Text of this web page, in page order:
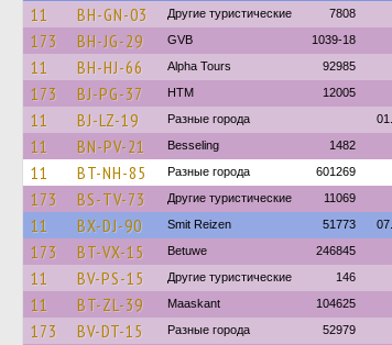
11 BH-GN-03 Другие туристические 7808
173 BH-JG-29 GVB 1039-18
11 BH-HJ-66 Alpha Tours 92985
173 BJ-PG-37 HTM 12005
11 BJ-LZ-19 Разные города
11 BN-PV-21 Besseling 1482
11 BT-NH-85 Разные города 601269
173 BS-TV-73 Другие туристические 11069
11 BX-DJ-90 Smit Reizen 51773
173 BT-VX-15 Betuwe 246845
11 BV-PS-15 Другие туристические 146
11 BT-ZL-39 Maaskant 104625
173 BV-DT-15 Разные города 52979